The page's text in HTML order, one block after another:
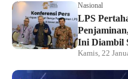
Nasional
LPS
Ini Diambil
Kamis, 22